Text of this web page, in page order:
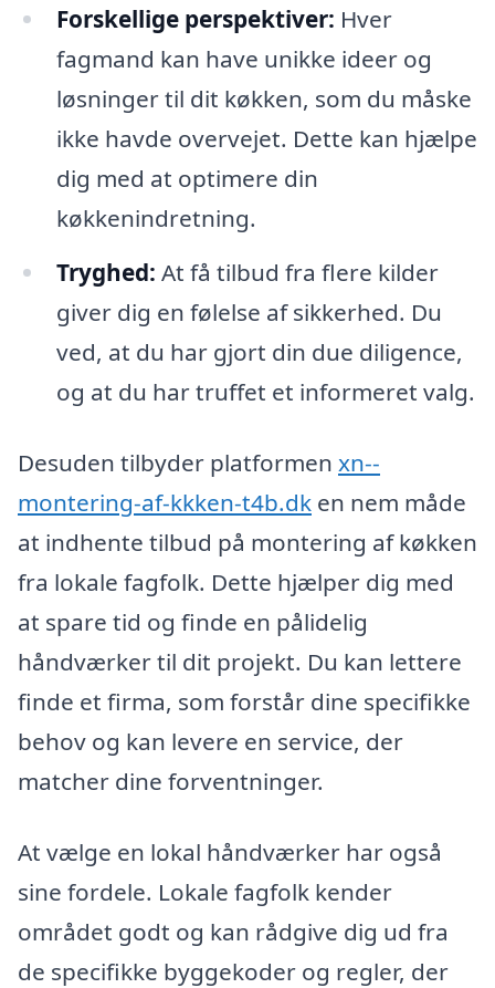
Forskellige perspektiver: Hver
fagmand kan have unikke ideer og
løsninger til dit køkken, som du måske
ikke havde overvejet. Dette kan hjælpe
dig med at optimere din
køkkenindretning.
Tryghed: At få tilbud fra flere kilder
giver dig en følelse af sikkerhed. Du
ved, at du har gjort din due diligence,
og at du har truffet et informeret valg.
Desuden tilbyder platformen xn--
montering-af-kkken-t4b.dk en nem måde
at indhente tilbud på montering af køkken
fra lokale fagfolk. Dette hjælper dig med
at spare tid og finde en pålidelig
håndværker til dit projekt. Du kan lettere
finde et firma, som forstår dine specifikke
behov og kan levere en service, der
matcher dine forventninger.
At vælge en lokal håndværker har også
sine fordele. Lokale fagfolk kender
området godt og kan rådgive dig ud fra
de specifikke byggekoder og regler, der